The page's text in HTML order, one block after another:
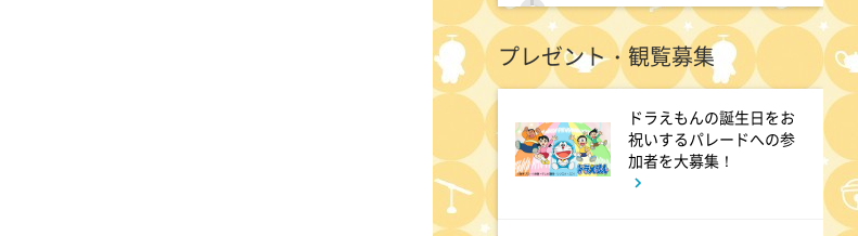
よる 11:40
気づきの扉
よる 11:45
名探偵のままでいて #4
プレゼント・観覧募集
ドラえもんの誕生日をお
祝いするパレードへの参
加者を大募集！